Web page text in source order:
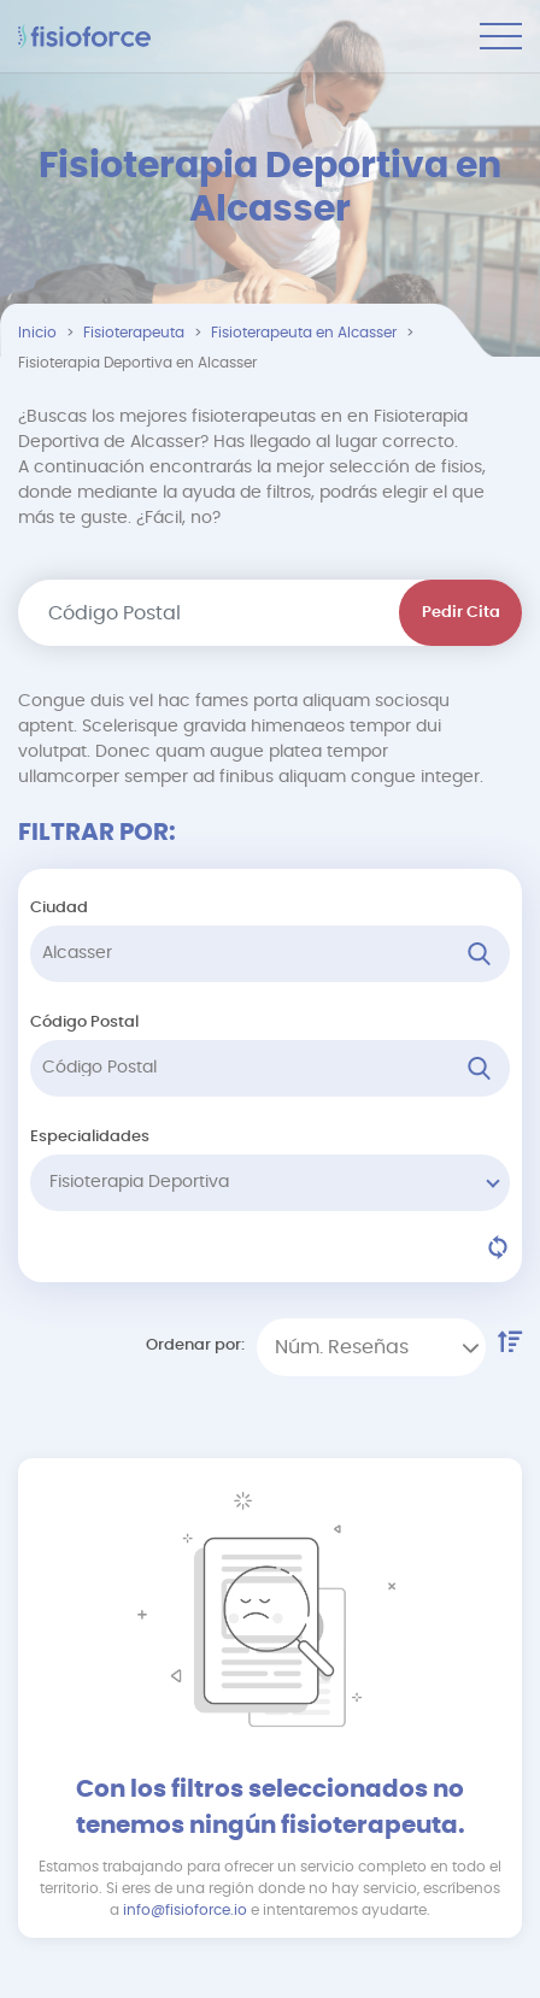
Fisioterapia Deportiva en
Alcasser
Inicio Fisioterapeuta Fisioterapeuta en Alcasser
Fisioterapia Deportiva en Alcasser
¿Buscas los mejores fisioterapeutas en en Fisioterapia
Deportiva de Alcasser? Has llegado al lugar correcto.
A continuación encontrarás la mejor selección de fisios,
donde mediante la ayuda de filtros, podrás elegir el que
más te guste. ¿Fácil, no?
Pedir Cita
Congue duis vel hac fames porta aliquam sociosqu
aptent. Scelerisque gravida himenaeos tempor dui
volutpat. Donec quam augue platea tempor
ullamcorper semper ad finibus aliquam congue integer.
FILTRAR POR:
Ciudad
Código Postal
Especialidades
Fisioterapia Deportiva
Ordenar por: Núm. Reseñas
Con los filtros seleccionados no
tenemos ningún fisioterapeuta.
Estamos trabajando para ofrecer un servicio completo en todo el
territorio. Si eres de una región donde no hay servicio, escríbenos
a info@fisioforce.io e intentaremos ayudarte.